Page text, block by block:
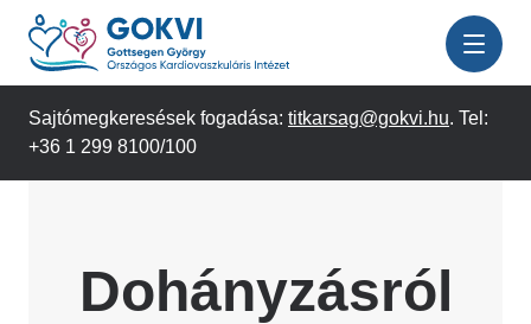
Ugrás
tartalomra
Sajtómegkeresések fogadása: titkarsag@gokvi.hu. Tel:
+36 1 299 8100/100
Dohányzásról